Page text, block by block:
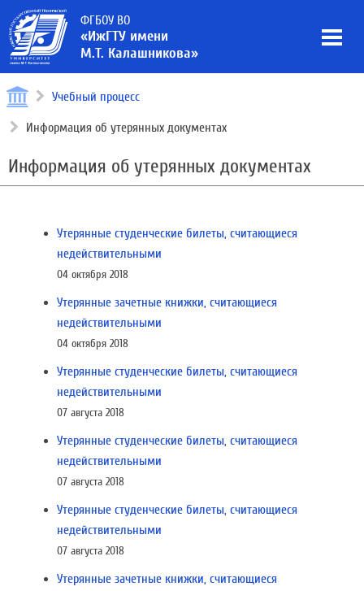
ФГБОУ ВО
«ИжГТУ имени
М.Т. Калашникова»
Учебный процесс
Информация об утерянных документах
Информация об утерянных документах
Утерянные студенческие билеты, считающиеся
недействительными
04 октября 2018
Утерянные зачетные книжки, считающиеся
недействительными
04 октября 2018
Утерянные студенческие билеты, считающиеся
недействительными
07 августа 2018
Утерянные студенческие билеты, считающиеся
недействительными
07 августа 2018
Утерянные студенческие билеты, считающиеся
недействительными
07 августа 2018
Утерянные зачетные книжки, считающиеся